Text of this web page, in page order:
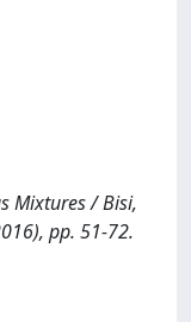
Mixtures / Bisi,
pp. 51-72.